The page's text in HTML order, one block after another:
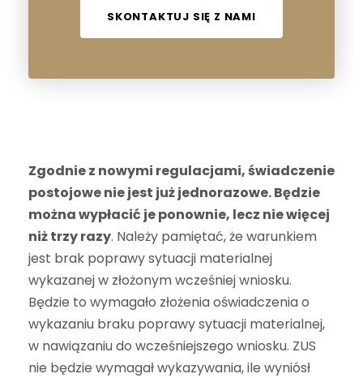
SKONTAKTUJ SIĘ Z NAMI
Zgodnie z nowymi regulacjami, świadczenie
postojowe nie jest już jednorazowe. Będzie
można wypłacić je ponownie, lecz nie więcej
niż trzy razy. Należy pamiętać, że warunkiem
jest brak poprawy sytuacji materialnej
wykazanej w złożonym wcześniej wniosku.
Będzie to wymagało złożenia oświadczenia o
wykazaniu braku poprawy sytuacji materialnej,
w nawiązaniu do wcześniejszego wniosku. ZUS
nie będzie wymagał wykazywania, ile wyniósł